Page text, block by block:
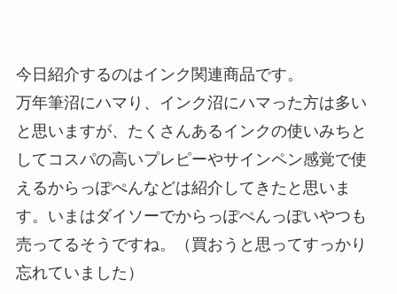
今日紹介するのはインク関連商品です。
万年筆沼にハマり、インク沼にハマった方は多い
と思いますが、たくさんあるインクの使いみちと
してコスパの高いプレピーやサインペン感覚で使
えるからっぽぺんなどは紹介してきたと思いま
す。いまはダイソーでからっぽぺんっぽいやつも
売ってるそうですね。（買おうと思ってすっかり
忘れていました）